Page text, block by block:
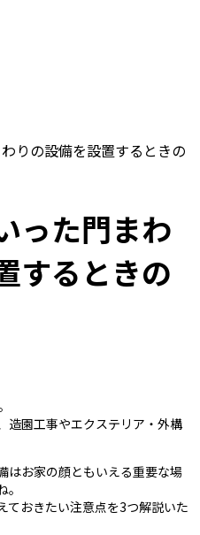
りの設備を設置するときの
った門まわ
するときの
造園工事やエクステリア・外構
はお家の顔ともいえる重要な場
ておきたい注意点を3つ解説いた